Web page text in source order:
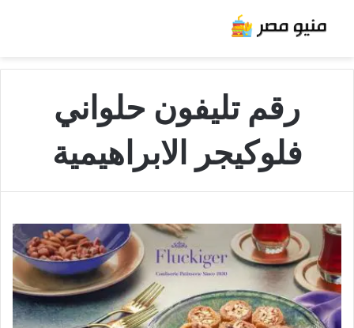
رقم تليفون حلواني
فلوكيجر الابراهيمية